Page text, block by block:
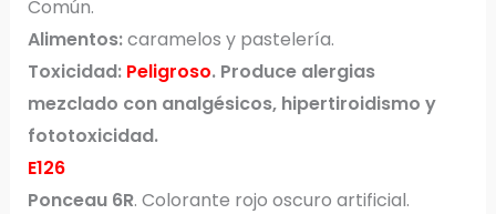
Común.
Alimentos:caramelos y pastelería.
Toxicidad: Peligroso. Produce alergias
mezclado con analgésicos, hipertiroidismo y
fototoxicidad.
E126
Ponceau 6R. Colorante rojo oscuro artificial.